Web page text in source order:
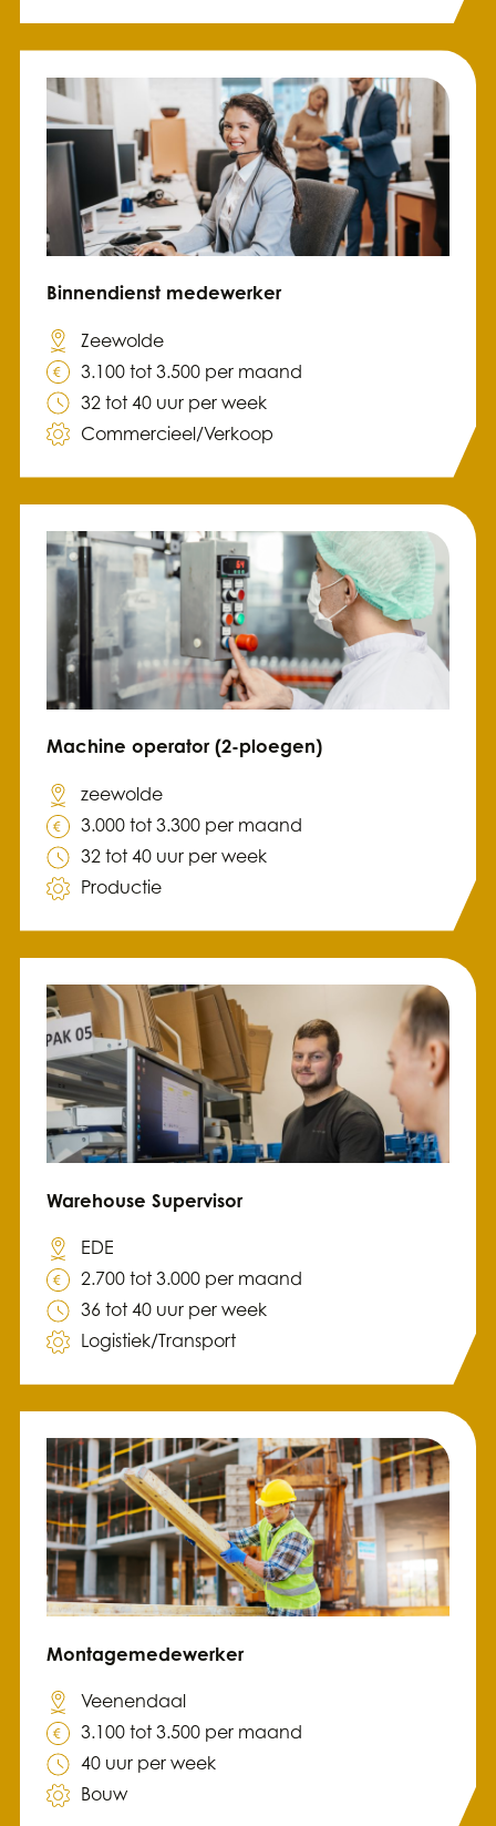
Binnendienst medewerker
Zeewolde
3.100 tot 3.500 per maand
32 tot 40 uur per week
Commercieel/Verkoop
Machine operator (2-ploegen)
zeewolde
3.000 tot 3.300 per maand
32 tot 40 uur per week
Productie
Warehouse Supervisor
EDE
2.700 tot 3.000 per maand
36 tot 40 uur per week
Logistiek/Transport
Montagemedewerker
Veenendaal
3.100 tot 3.500 per maand
40 uur per week
Bouw